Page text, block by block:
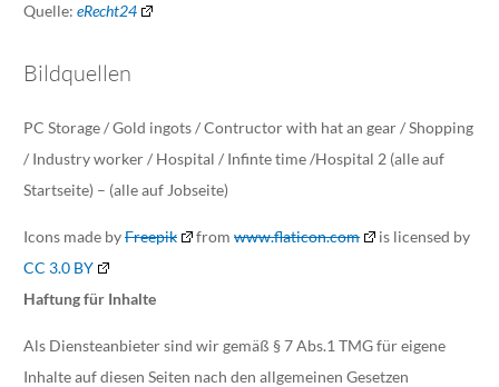
Quelle: eRecht24
Bildquellen
PC Storage / Gold ingots / Contructor with hat an gear / Shopping
/ Industry worker / Hospital / Infinte time /Hospital 2 (alle auf
Startseite) – (alle auf Jobseite)
Icons made byFreepik fromwww.flaticon.com
is licensed by
CC 3.0 BY
Haftung für Inhalte
Als Diensteanbieter sind wir gemäß § 7 Abs.1 TMG für eigene
Inhalte auf diesen Seiten nach den allgemeinen Gesetzen